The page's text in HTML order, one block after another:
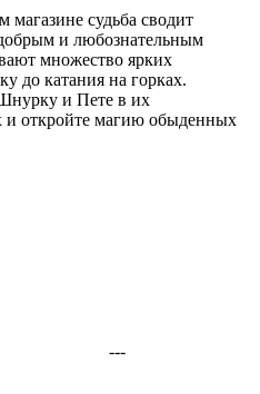
судьба сводит
и любознательным
множество ярких
до катания на горках.
и Пете в их
и откройте магию обыденных
---